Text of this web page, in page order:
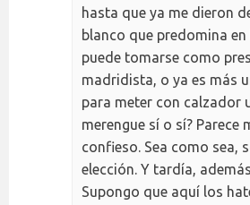
hasta que ya me dieron
blanco que predomina
puede tomarse como
madridista, o ya es más
para meter con calzador
merengue sí o sí? Parece
confieso. Sea como sea,
elección. Y tardía,
Supongo que aquí los